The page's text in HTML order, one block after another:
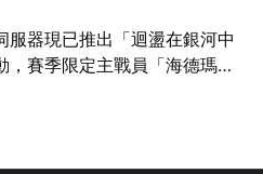
服器現已推出「迴盪在銀河中
，賽季限定主戰員「海德瑪